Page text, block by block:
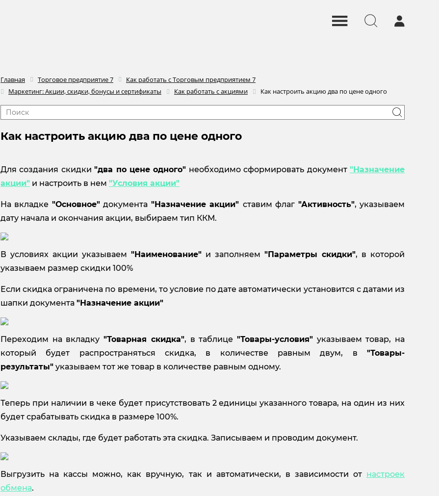
Главная Торговое предприятие 7
Как работать с Торговым предприятием 7
Маркетинг: Акции, скидки, бонусы и сертификаты
Как работать с акциями Как настроить акцию два по цене одного
Как настроить акцию два по цене одного
Для создания скидки"два по цене одного" необходимо сформировать документ"Назначение
акции" и настроить в нем "Условия акции"
На вкладке "Основное"документа "Назначение акции" ставим флаг "Активность", указываем
дату начала и окончания акции, выбираем тип ККМ.
В условиях акции указываем "Наименование" и заполняем "Параметры скидки", в которой
указываем размер скидки 100%
Если скидка ограничена по времени, то условие по дате автоматически установится с датами из
шапки документа "Назначение акции"
Переходим на вкладку"Товарная скидка", в таблице "Товары-условия"указываем товар, на
который будет распространяться скидка, в количестве равным двум, в "Товары-
результаты" указываем тот же товар в количестве равным одному.
Теперь при наличии в чеке будет присутствовать 2 единицы указанного товара, на один из них
будет срабатывать скидка в размере 100%.
Указываем склады, где будет работать эта скидка. Записываем и проводим документ.
Выгрузить на кассы можно, как вручную, так и автоматически, в зависимости от настроек
обмена.